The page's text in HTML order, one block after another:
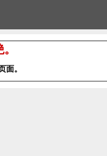
面。